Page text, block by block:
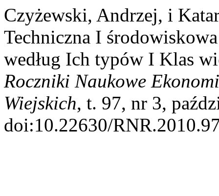
Czyżewski, Andrzej, i
Techniczna I
według Ich typów I Klas
Roczniki Naukowe
Wiejskich, t. 97, nr 3,
doi:10.22630/